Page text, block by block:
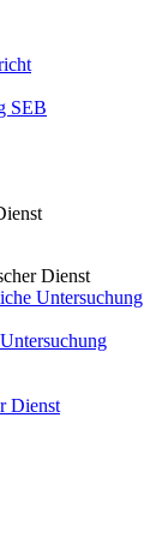
SEB
Dienst
Untersuchung
Dienst